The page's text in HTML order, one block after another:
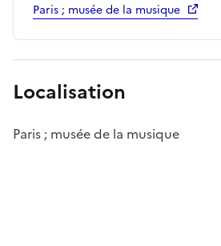
Paris ; musée de la musique
Localisation
Paris ; musée de la musique